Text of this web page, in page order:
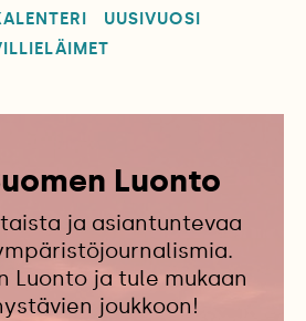
UUSIVUOSI
Luonto
ja asiantuntevaa
Luonto ja tule mukaan
joukkoon!